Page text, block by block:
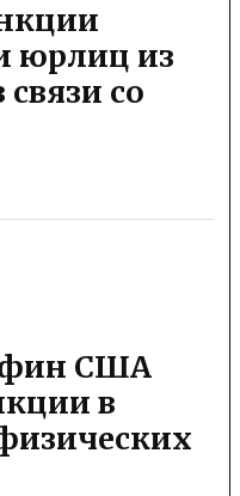
юрлиц из
со
США
в